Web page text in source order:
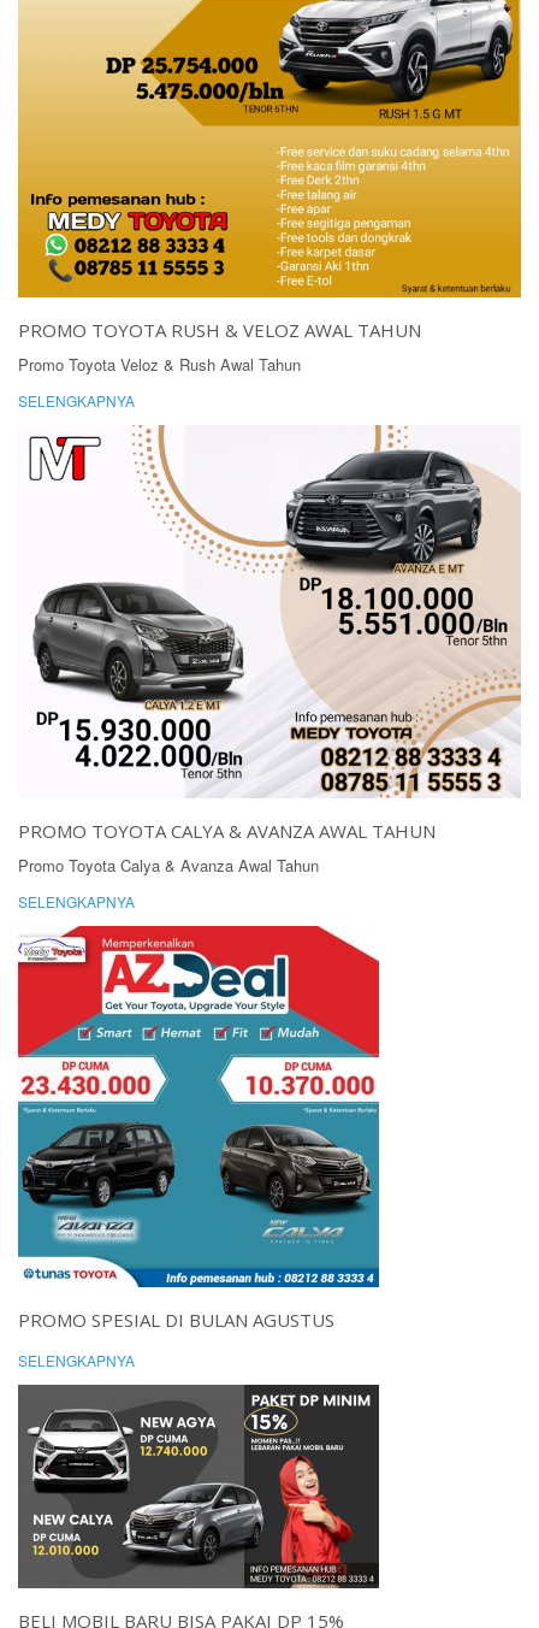
PROMO TOYOTA RUSH & VELOZ AWAL TAHUN
Promo Toyota Veloz & Rush Awal Tahun
SELENGKAPNYA
PROMO TOYOTA CALYA & AVANZA AWAL TAHUN
Promo Toyota Calya & Avanza Awal Tahun
SELENGKAPNYA
PROMO SPESIAL DI BULAN AGUSTUS
SELENGKAPNYA
BELI MOBIL BARU BISA PAKAI DP 15%